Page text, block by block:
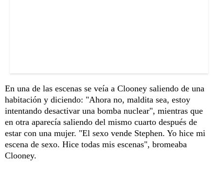
En una de las escenas se veía a Clooney saliendo de una
habitación y diciendo: "Ahora no, maldita sea, estoy
intentando desactivar una bomba nuclear", mientras que
en otra aparecía saliendo del mismo cuarto después de
estar con una mujer. "El sexo vende Stephen. Yo hice mi
escena de sexo. Hice todas mis escenas", bromeaba
Clooney.